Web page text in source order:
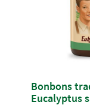
Bonbons
Eucalyptus